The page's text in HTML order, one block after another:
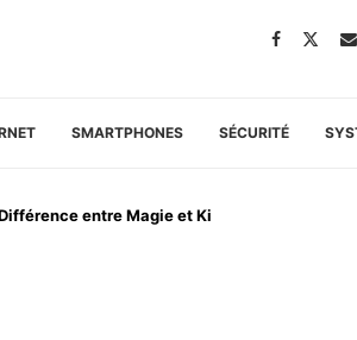
SMARTPHONES SÉCURITÉ
entre Magie et Ki